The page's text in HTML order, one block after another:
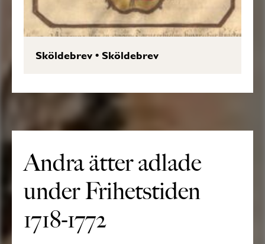
Sköldebrev•Sköldebrev
Andra ätter adlade
under Frihetstiden
1718-1772